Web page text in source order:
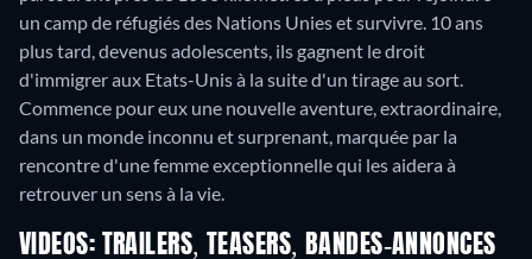
un camp de réfugiés des Nations Unies et survivre. 10 ans
plus tard, devenus adolescents, ils gagnent le droit
d'immigrer aux Etats-Unis à la suite d'un tirage au sort.
Commence pour eux une nouvelle aventure, extraordinaire,
dans un monde inconnu et surprenant, marquée par la
rencontre d'une femme exceptionnelle qui les aidera à
retrouver un sens à la vie.
VIDEOS: TRAILERS, TEASERS, BANDES-ANNONCES